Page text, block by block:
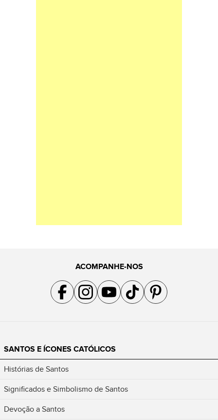
ACOMPANHE-NOS
Acompanhe a gente no Facebook
Acompanhe a gente no Instagram
Acompanhe a gente no YouTube
Acompanhe a gente no TikTok
Acompanhe a gente no
SANTOS E ÍCONES CATÓLICOS
Histórias de Santos
Significados e Simbolismo de Santos
Devoção a Santos